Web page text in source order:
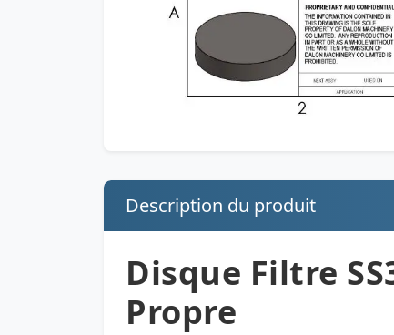
Description du produit
Disque Filtre
Propre